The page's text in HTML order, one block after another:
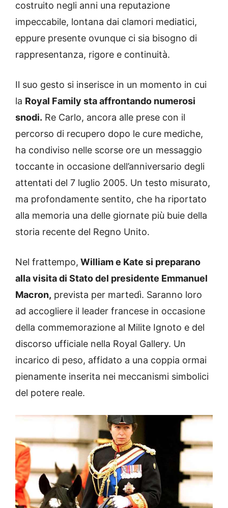
costruito negli anni una reputazione
impeccabile, lontana dai clamori mediatici,
eppure presente ovunque ci sia bisogno di
rappresentanza, rigore e continuità.
Il suo gesto si inserisce in un momento in cui
la Royal Family sta affrontando numerosi
snodi. Re Carlo, ancora alle prese con il
percorso di recupero dopo le cure mediche,
ha condiviso nelle scorse ore un messaggio
toccante in occasione dell’anniversario degli
attentati del 7 luglio 2005. Un testo misurato,
ma profondamente sentito, che ha riportato
alla memoria una delle giornate più buie della
storia recente del Regno Unito.
Nel frattempo, William e Kate si preparano
alla visita di Stato del presidente Emmanuel
Macron, prevista per martedì. Saranno loro
ad accogliere il leader francese in occasione
della commemorazione al Milite Ignoto e del
discorso ufficiale nella Royal Gallery. Un
incarico di peso, affidato a una coppia ormai
pienamente inserita nei meccanismi simbolici
del potere reale.